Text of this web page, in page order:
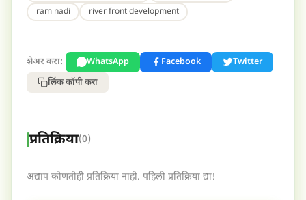
ram nadi
river front development
शेअर करा: WhatsApp Facebook
Twitter
लिंक कॉपी करा
प्रतिक्रिया(0)
अद्याप कोणतीही प्रतिक्रिया नाही. पहिली प्रतिक्रिया द्या!